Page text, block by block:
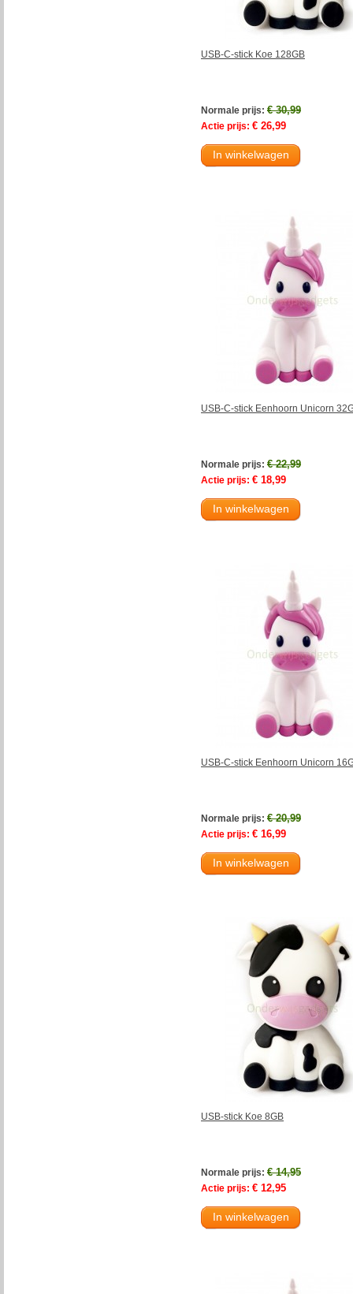
USB-C-stick Koe 128GB
Normale prijs: € 30,99
Actie prijs: € 26,99
In winkelwagen
USB-C-stick Eenhoorn Unicorn
Normale prijs: € 22,99
Actie prijs: € 18,99
In winkelwagen
USB-C-stick Eenhoorn Unicorn
Normale prijs: € 20,99
Actie prijs: € 16,99
In winkelwagen
USB-stick Koe 8GB
Normale prijs: € 14,95
Actie prijs: € 12,95
In winkelwagen